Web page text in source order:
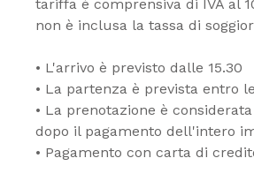
tariffa è comprensiva di IVA al
non è inclusa la tassa di
• L'arrivo è previsto dalle 15.30
• La partenza è prevista entro
• La prenotazione è
dopo il pagamento dell'intero
• Pagamento con carta di